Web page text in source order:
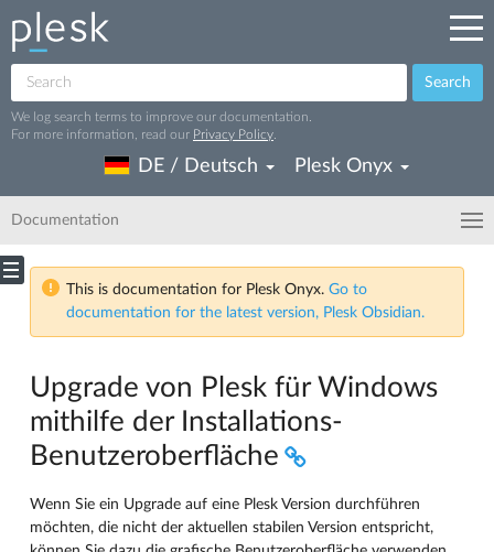
Search
We log search terms to improve our documentation.
For more information, read our Privacy Policy
DE / Deutsch Plesk Onyx
Documentation
This is documentation for Plesk Onyx. Go to
documentation for the latest version, Plesk Obsidian.
Upgrade von Plesk für Windows
mithilfe der Installations-
Benutzeroberfläche
Wenn Sie ein Upgrade auf eine Plesk Version durchführen
möchten, die nicht der aktuellen stabilen Version entspricht,